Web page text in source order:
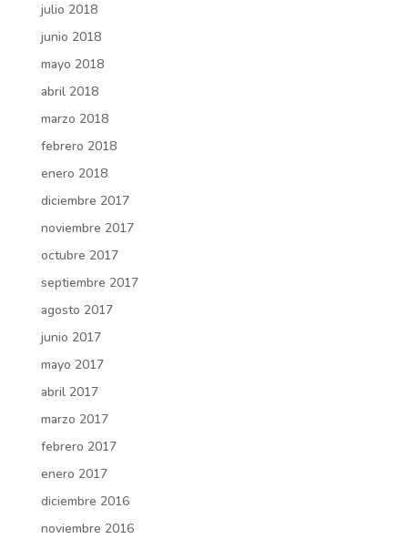
julio 2018
junio 2018
mayo 2018
abril 2018
marzo 2018
febrero 2018
enero 2018
diciembre 2017
noviembre 2017
octubre 2017
septiembre 2017
agosto 2017
junio 2017
mayo 2017
abril 2017
marzo 2017
febrero 2017
enero 2017
diciembre 2016
noviembre 2016